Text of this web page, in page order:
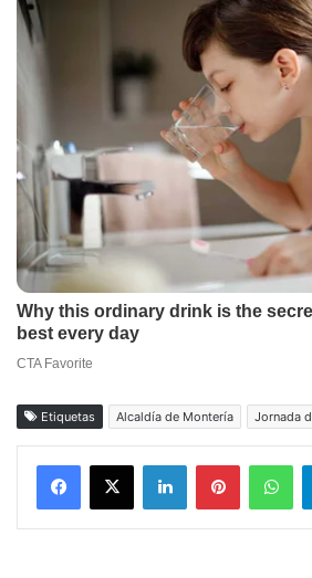
Etiquetas Alcaldía de Montería Jornada
Facebook
X LinkedInPinterest